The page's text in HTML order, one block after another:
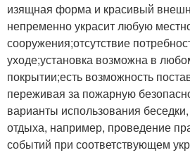
изящная форма и красивый
непременно украсит любую
сооружения;отсутствие
уходе;установка возможна в
покрытии;есть возможность
переживая за пожарную
варианты использования
отдыха, например, проведение
событий при соответствующем